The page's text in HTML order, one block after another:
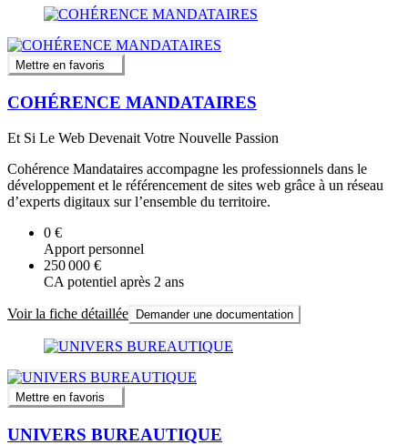
Mettre en favoris
COHÉRENCE MANDATAIRES
Et Si Le Web Devenait Votre Nouvelle Passion
Cohérence Mandataires accompagne les professionnels dans le
développement et le référencement de sites web grâce à un réseau
d’experts digitaux sur l’ensemble du territoire.
0 €
Apport personnel
250 000 €
CA potentiel après 2 ans
Voir la fiche détaillée Demander une documentation
Mettre en favoris
UNIVERS BUREAUTIQUE